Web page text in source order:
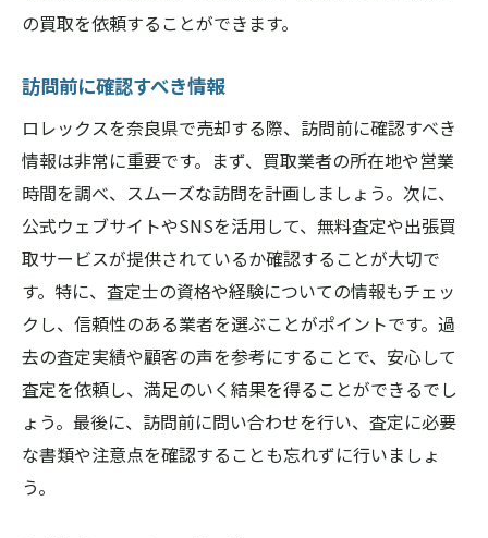
の買取を依頼することができます。
訪問前に確認すべき情報
ロレックスを奈良県で売却する際、訪問前に確認すべき
情報は非常に重要です。まず、買取業者の所在地や営業
時間を調べ、スムーズな訪問を計画しましょう。次に、
公式ウェブサイトやSNSを活用して、無料査定や出張買
取サービスが提供されているか確認することが大切で
す。特に、査定士の資格や経験についての情報もチェッ
クし、信頼性のある業者を選ぶことがポイントです。過
去の査定実績や顧客の声を参考にすることで、安心して
査定を依頼し、満足のいく結果を得ることができるでし
ょう。最後に、訪問前に問い合わせを行い、査定に必要
な書類や注意点を確認することも忘れずに行いましょ
う。